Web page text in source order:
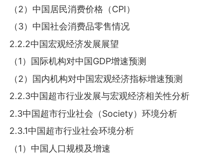
（2）中国居民消费价格（CPI）
（3）中国社会消费品零售情况
2.2.2中国宏观经济发展展望
（1）国际机构对中国GDP增速预测
（2）国内机构对中国宏观经济指标增速预测
2.2.3中国超市行业发展与宏观经济相关性分析
2.3中国超市行业社会（Society）环境分析
2.3.1中国超市行业社会环境分析
（1）中国人口规模及增速